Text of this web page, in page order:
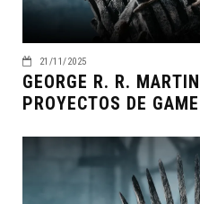
21/11/2025
GEORGE R. R.
PROYECTOS DE